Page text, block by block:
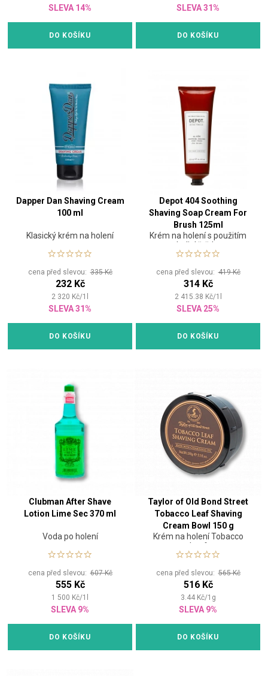
SLEVA 14%
DO KOŠÍKU
SLEVA 31%
DO KOŠÍKU
Dapper Dan Shaving Cream
100 ml
Klasický krém na holení
cena před slevou:335 Kč
232 Kč
2 320 Kč/1
SLEVA 31%
DO KOŠÍKU
Depot 404 Soothing
Shaving Soap Cream For
Brush 125ml
Krém na holení s použitím
holicí štětky
cena před slevou:419 Kč
314 Kč
2 415.38 Kč/1
SLEVA 25%
DO KOŠÍKU
Clubman After Shave
Lotion Lime Sec 370 ml
Voda po holení
cena před slevou:607 Kč
555 Kč
1 500 Kč/1
SLEVA 9%
DO KOŠÍKU
Taylor of Old Bond Street
Tobacco Leaf Shaving
Cream Bowl 150 g
Krém na holení Tobacco
Leaf
cena před slevou:565 Kč
516 Kč
3.44 Kč/1 g
SLEVA 9%
DO KOŠÍKU